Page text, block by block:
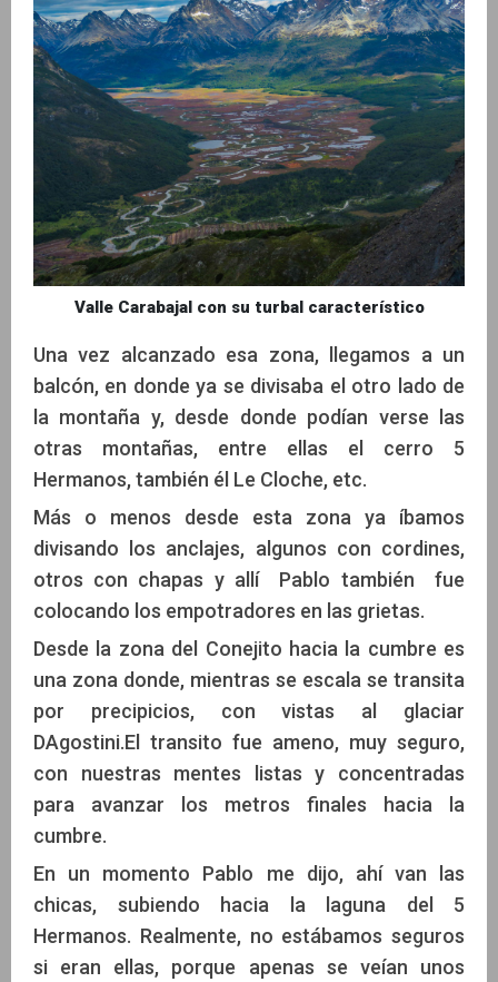
Valle Carabajal con su turbal característico
Una vez alcanzado esa zona, llegamos a un
balcón, en donde ya se divisaba el otro lado de
la montaña y, desde donde podían verse las
otras montañas, entre ellas el cerro 5
Hermanos, también él Le Cloche, etc.
Más o menos desde esta zona ya íbamos
divisando los anclajes, algunos con cordines,
otros con chapas y allí Pablo también fue
colocando los empotradores en las grietas.
Desde la zona del Conejito hacia la cumbre es
una zona donde, mientras se escala se transita
por precipicios, con vistas al glaciar
DAgostini.El transito fue ameno, muy seguro,
con nuestras mentes listas y concentradas
para avanzar los metros finales hacia la
cumbre.
En un momento Pablo me dijo, ahí van las
chicas, subiendo hacia la laguna del 5
Hermanos. Realmente, no estábamos seguros
si eran ellas, porque apenas se veían unos